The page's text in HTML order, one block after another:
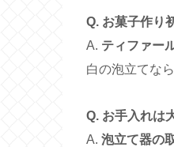
Q. お菓子作り
A. ティファー
白の泡立てな
Q. お手入れは
A. 泡立て器の